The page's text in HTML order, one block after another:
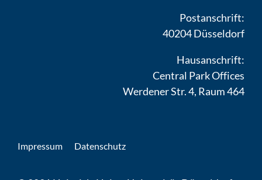
Impressum Datenschutz
Postanschrift:
40204 Düsseldorf
Hausanschrift:
Central Park Offices
Werdener Str. 4, Raum 464